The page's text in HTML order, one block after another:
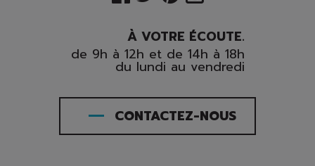
À VOTRE ÉCOUTE.
de 9h à 12h et de 14h à 18h
du lundi au vendredi
CONTACTEZ-NOUS